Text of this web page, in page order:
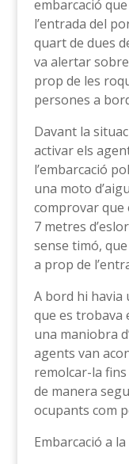
embarcació
l’entrada del
quart de dues
va alertar
prop de les
persones a
Davant la
activar els
l’embarcació
una moto
comprovar que
7 metres
sense timó,
a prop de
A bord hi havia
que es trobava
una maniobra
agents van
remolcar-la
de manera
ocupants com
Embarcació a